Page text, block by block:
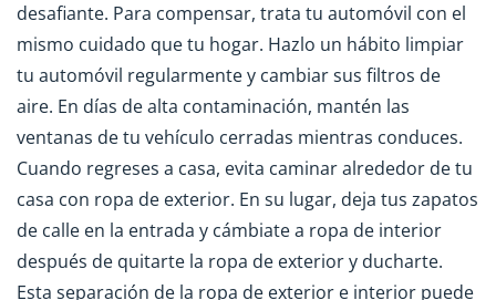
desafiante. Para compensar, trata tu automóvil con el
mismo cuidado que tu hogar. Hazlo un hábito limpiar
tu automóvil regularmente y cambiar sus filtros de
aire. En días de alta contaminación, mantén las
ventanas de tu vehículo cerradas mientras conduces.
Cuando regreses a casa, evita caminar alrededor de tu
casa con ropa de exterior. En su lugar, deja tus zapatos
de calle en la entrada y cámbiate a ropa de interior
después de quitarte la ropa de exterior y ducharte.
Esta separación de la ropa de exterior e interior puede